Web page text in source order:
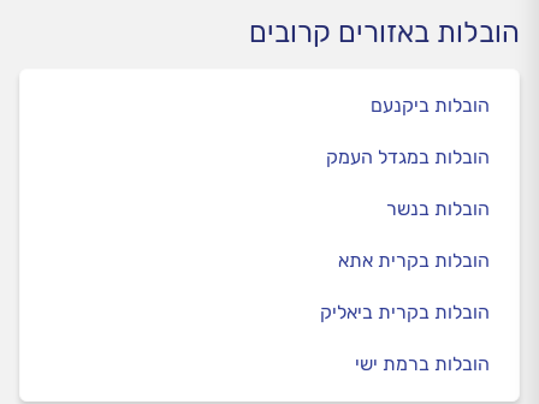
הובלות באזורים קרובים
הובלות ביקנעם
הובלות במגדל העמק
הובלות בנשר
הובלות בקרית אתא
הובלות בקרית ביאליק
הובלות ברמת ישי